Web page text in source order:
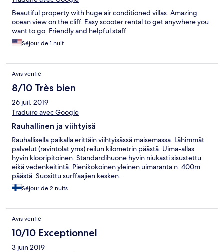
Beautiful property with huge air conditioned villas. Amazing
ocean view on the cliff. Easy scooter rental to get anywhere you
want to go. Friendly and helpful staff
Séjour de 1 nuit
Avis vérifié
8/10 Très bien
26 juil. 2019
Traduire avec Google
Rauhallinen ja viihtyisä
Rauhallisella paikalla erittäin viihtyisässä maisemassa. Lähimmät
palvelut (ravintolat yms) reilun kilometrin päästä. Uima-allas
hyvin klooripitoinen. Standardihuone hyvin niukasti sisustettu
eikä vedenkeitintä. Pienikokoinen yleinen uimaranta n. 400m
päästä. Suosittu surffaajien kesken.
Séjour de 2 nuits
Avis vérifié
10/10 Exceptionnel
3 juin 2019